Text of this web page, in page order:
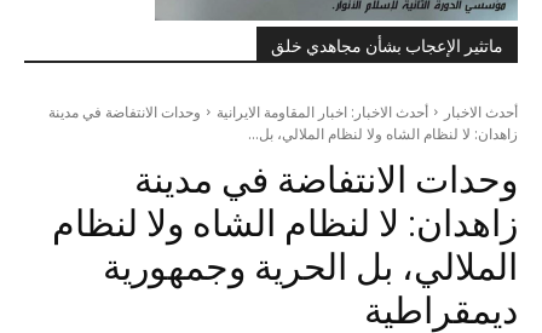
ماتثير الإعجاب بشأن مجاهدي خلق
أحدث الاخبار أحدث الاخبار: اخبار المقاومة الايرانية
وحدات الانتفاضة في مدينة
زاهدان: لا لنظام الشاه ولا لنظام الملالي، بل...
وحدات الانتفاضة في مدينة
زاهدان: لا لنظام الشاه ولا لنظام
الملالي، بل الحرية وجمهورية
ديمقراطية